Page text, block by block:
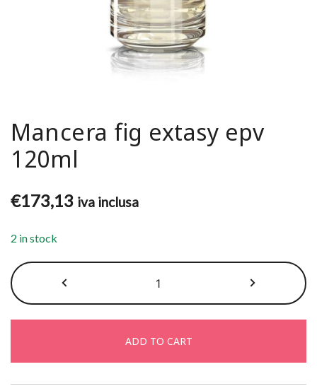
Mancera fig extasy epv
120ml
€173,13 iva inclusa
2 in stock
fig
extasy
120ml
quantity
ADD TO CART